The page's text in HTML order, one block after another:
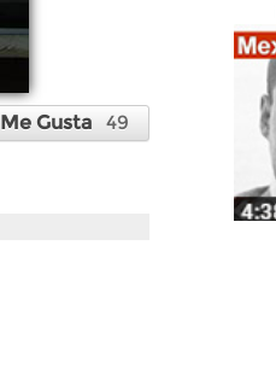
Me Gusta 49